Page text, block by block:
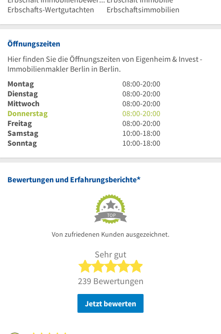
Erbschafts-Wertgutachten
Erbschaftsimmobilien
Öffnungszeiten
Hier finden Sie die Öffnungszeiten von Eigenheim & Invest -
Immobilienmakler Berlin in Berlin.
Montag
8
Uhr
bis
20
Uhr
08:00-20:00
Dienstag
8
Uhr
bis
20
Uhr
08:00-20:00
Mittwoch
8
Uhr
bis
20
Uhr
08:00-20:00
Donnerstag
8
Uhr
bis
20
08:00-20:00
Freitag
8
Uhr
bis
Uhr
08:00-20:00
Samstag
10
Uhr
18
10:00-18:00
Sonntag
10
bis
Uhr
10:00-18:00
Bewertungen und Erfahrungsberichte*
TOP
Von zufriedenen Kunden ausgezeichnet.
Sehr gut
5 von 5 Sternen
239 Bewertungen
Jetzt bewerten